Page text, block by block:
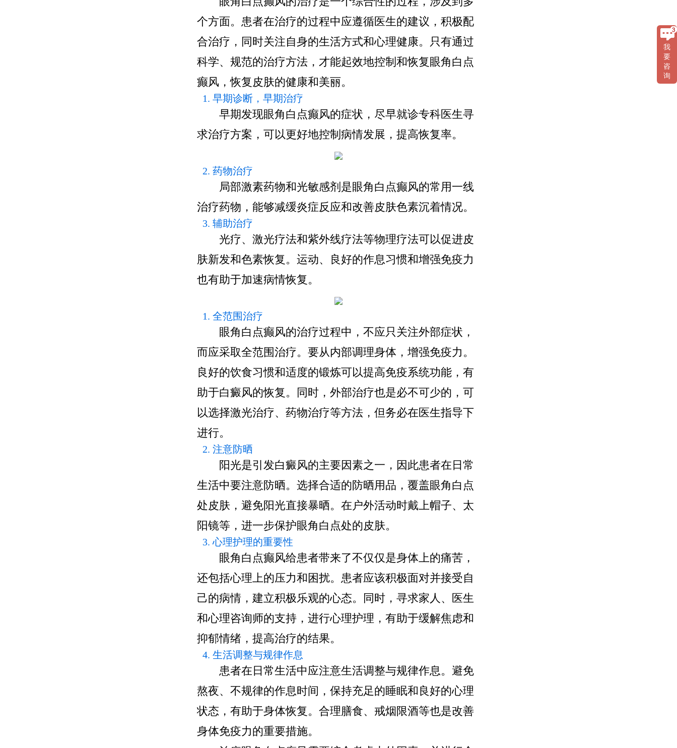
个方面。患者在治疗的过程中应遵循医生的建议，积极配
合治疗，同时关注自身的生活方式和心理健康。只有通过
科学、规范的治疗方法，才能起效地控制和恢复眼角白点
癫风，恢复皮肤的健康和美丽。
1. 早期诊断，早期治疗
早期发现眼角白点癫风的症状，尽早就诊专科医生寻
求治疗方案，可以更好地控制病情发展，提高恢复率。
2. 药物治疗
局部激素药物和光敏感剂是眼角白点癫风的常用一线
治疗药物，能够减缓炎症反应和改善皮肤色素沉着情况。
3. 辅助治疗
光疗、激光疗法和紫外线疗法等物理疗法可以促进皮
肤新发和色素恢复。运动、良好的作息习惯和增强免疫力
也有助于加速病情恢复。
1. 全范围治疗
眼角白点癫风的治疗过程中，不应只关注外部症状，
而应采取全范围治疗。要从内部调理身体，增强免疫力。
良好的饮食习惯和适度的锻炼可以提高免疫系统功能，有
助于白癜风的恢复。同时，外部治疗也是必不可少的，可
以选择激光治疗、药物治疗等方法，但务必在医生指导下
进行。
2. 注意防晒
阳光是引发白癜风的主要因素之一，因此患者在日常
生活中要注意防晒。选择合适的防晒用品，覆盖眼角白点
处皮肤，避免阳光直接暴晒。在户外活动时戴上帽子、太
阳镜等，进一步保护眼角白点处的皮肤。
3. 心理护理的重要性
眼角白点癫风给患者带来了不仅仅是身体上的痛苦，
还包括心理上的压力和困扰。患者应该积极面对并接受自
己的病情，建立积极乐观的心态。同时，寻求家人、医生
和心理咨询师的支持，进行心理护理，有助于缓解焦虑和
抑郁情绪，提高治疗的结果。
4. 生活调整与规律作息
患者在日常生活中应注意生活调整与规律作息。避免
熬夜、不规律的作息时间，保持充足的睡眠和良好的心理
状态，有助于身体恢复。合理膳食、戒烟限酒等也是改善
身体免疫力的重要措施。
我
要
咨
询